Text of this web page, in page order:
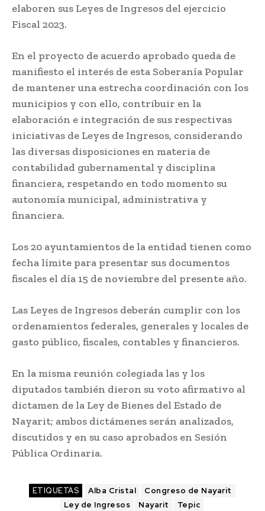
elaboren sus Leyes de Ingresos del ejercicio
Fiscal 2023.
En el proyecto de acuerdo aprobado queda de
manifiesto el interés de esta Soberanía Popular
de mantener una estrecha coordinación con los
municipios y con ello, contribuir en la
elaboración e integración de sus respectivas
iniciativas de Leyes de Ingresos, considerando
las diversas disposiciones en materia de
contabilidad gubernamental y disciplina
financiera, respetando en todo momento su
autonomía municipal, administrativa y
financiera.
Los 20 ayuntamientos de la entidad tienen como
fecha límite para presentar sus documentos
fiscales el día 15 de noviembre del presente año.
Las Leyes de Ingresos deberán cumplir con los
ordenamientos federales, generales y locales de
gasto público, fiscales, contables y financieros.
En la misma reunión colegiada las y los
diputados también dieron su voto afirmativo al
dictamen de la Ley de Bienes del Estado de
Nayarit; ambos dictámenes serán analizados,
discutidos y en su caso aprobados en Sesión
Pública Ordinaria.
ETIQUETAS Alba Cristal
Congreso de Nayarit
Ley de Ingresos
Nayarit Tepic